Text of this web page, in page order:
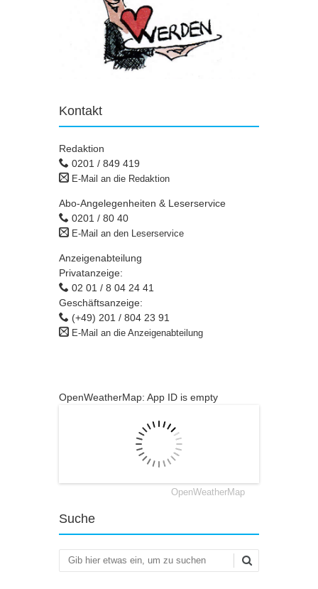
Kontakt
Redaktion
0201 / 849 419
E-Mail an die Redaktion
Abo-Angelegenheiten & Leserservice
0201 / 80 40
E-Mail an den Leserservice
Anzeigenabteilung
Privatanzeige:
02 01 / 8 04 24 41
Geschäftsanzeige:
(+49) 201 / 804 23 91
E-Mail an die Anzeigenabteilung
OpenWeatherMap: App ID is empty
OpenWeatherMap
Suche
Suchen